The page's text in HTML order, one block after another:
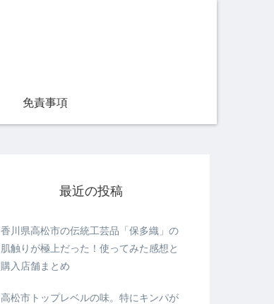
免責事項
最近の投稿
香川県高松市の伝統工芸品「保多織」の
肌触りが極上だった！使ってみた感想と
購入店舗まとめ
高松市トップレベルの味。特にキンパが